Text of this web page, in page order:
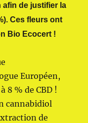
afin de justifier la
Ces fleurs ont
Bio Ecocert !
Européen,
8 % de CBD !
cannabidiol
de